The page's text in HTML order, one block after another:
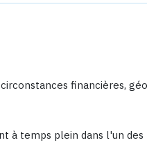
financières,
à temps plein dans l'un